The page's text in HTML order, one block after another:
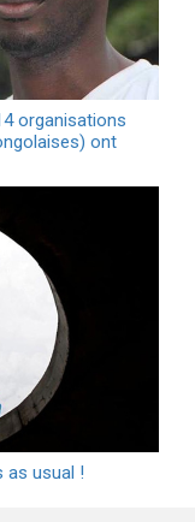
organisations
ont
as usual !